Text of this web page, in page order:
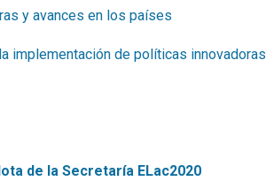
y avances en los países
de políticas innovadoras
de la Secretaría ELac2020